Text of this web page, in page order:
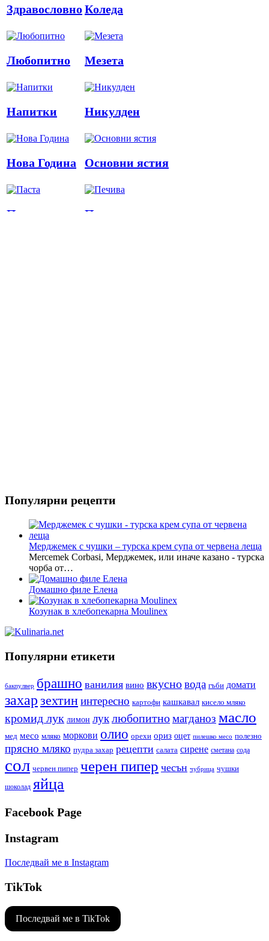
ЗдравословноКоледа
Любопитно Мезета
Напитки Никулден
Нова Година Основни ястия
Паста Печива
Популярни рецепти
Мерджемек с чушки – турска крем супа от червена леща
Mercemek Corbasi, Мерджемек, или иначе казано - турска
чорба от…
Домашно филе Елена
Козунак в хлебопекарна Moulinex
Популярни етикети
бакпулвер брашно ванилия вино вкусновода гъби домати
захар зехтининтересно картофи кашкавал кисело мляко
кромид лук лимон луклюбопитномагданоз масло
мед месо мляко моркови олио орехи ориз оцет пилешко месо полезно
прясно мляко пудра захар рецепти салата сирене сметана сода
сол червен пипер черен пипер чесън чубрица чушки
шоколад яйца
Facebook Page
Instagram
Последвай ме в Instagram
TikTok
Последвай ме в TikTok